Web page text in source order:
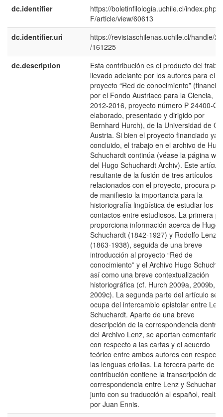
dc.identifier
https://boletinfilologia.uchile.cl/index.php/
F/article/view/60613
dc.identifier.uri
https://revistaschilenas.uchile.cl/handle/
/161225
dc.description
Esta contribución es el producto del
llevado adelante por los autores para el
proyecto “Red de conocimiento”
por el Fondo Austriaco para la Ciencia,
2012-2016, proyecto número P 24400-
elaborado, presentado y dirigido por
Bernhard Hurch), de la Universidad de
Austria. Si bien el proyecto financiado ya
concluido, el trabajo en el archivo de
Schuchardt continúa (véase la página
del Hugo Schuchardt Archiv). Este
resultante de la fusión de tres artículos
relacionados con el proyecto, procura
de manifiesto la importancia para la
historiografía lingüística de estudiar los
contactos entre estudiosos. La primera
proporciona información acerca de Hugo
Schuchardt (1842-1927) y Rodolfo Lenz
(1863-1938), seguida de una breve
introducción al proyecto “Red de
conocimiento” y el Archivo Hugo
así como una breve contextualización
historiográfica (cf. Hurch 2009a, 2009b,
2009c). La segunda parte del artículo se
ocupa del intercambio epistolar entre
Schuchardt. Aparte de una breve
descripción de la correspondencia dentro
del Archivo Lenz, se aportan comentarios
con respecto a las cartas y el acuerdo
teórico entre ambos autores con
las lenguas criollas. La tercera parte de
contribución contiene la transcripción de
correspondencia entre Lenz y
junto con su traducción al español,
por Juan Ennis.